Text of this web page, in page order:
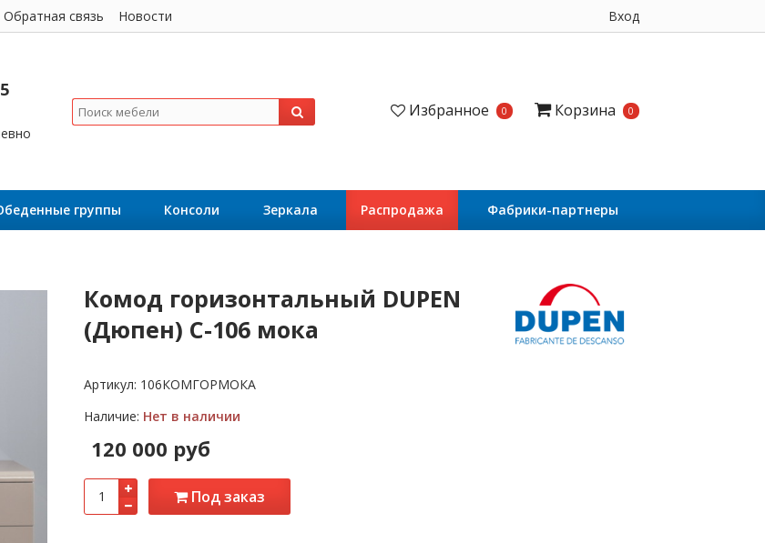
Обратная связь Новости Вход
Избранное 0 Корзина 0
группы Консоли Зеркала Распродажа Фабрики-партнеры
Комод горизонтальный DUPEN
(Дюпен) С-106 мока
Артикул: 106КОМГОРМОКА
Наличие: Нет в наличии
120 000 руб
Под заказ